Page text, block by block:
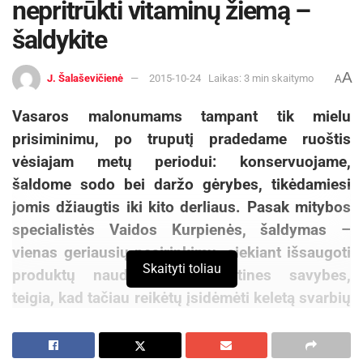
nepritrūkti vitaminų žiemą –
šaldykite
J. Šalaševičienė 2015-10-24 Laikas: 3 min skaitymo AA
Vasaros malonumams tampant tik mielu
prisiminimu, po truputį pradedame ruoštis
vėsiajam metų periodui: konservuojame,
šaldome sodo bei daržo gėrybes, tikėdamiesi
jomis džiaugtis iki kito derliaus. Pasak mitybos
specialistės Vaidos Kurpienės, šaldymas –
vienas geriausių pasirinkimų, siekiant išsaugoti
produktų naudingąsias maistines savybes,
teigia, kad tačiau reikėtų įsidėmėti keletą svarbių
„Šaldant produktus, kitaip nei marinuojant,
Skaityti toliau